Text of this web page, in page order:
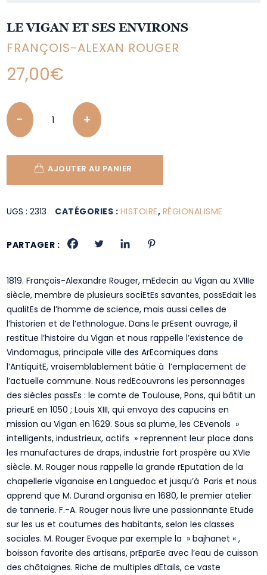
LE VIGAN ET SES ENVIRONS
FRANÇOIS-ALEXAN ROUGER
27,00€
Quantity
AJOUTER AU PANIER
UGS :2313 CATÉGORIES : HISTOIRE, RÉGIONALISME
PARTAGER :
1819. François-Alexandre Rouger, mEdecin au Vigan au XVIIIe
siècle, membre de plusieurs sociEtEs savantes, possEdait les
qualitEs de l’homme de science, mais aussi celles de
l’historien et de l’ethnologue. Dans le prEsent ouvrage, il
restitue l’histoire du Vigan et nous rappelle l’existence de
Vindomagus, principale ville des ArEcomiques dans
l’AntiquitE, vraisemblablement bâtie à l’emplacement de
l’actuelle commune. Nous redEcouvrons les personnages
des siècles passEs : le comte de Toulouse, Pons, qui bâtit un
prieurE en 1050 ; Louis XIII, qui envoya des capucins en
mission au Vigan en 1629. Sous sa plume, les CEvenols »
intelligents, industrieux, actifs » reprennent leur place dans
les manufactures de draps, industrie fort prospère au XVIe
siècle. M. Rouger nous rappelle la grande rEputation de la
chapellerie viganaise en Languedoc et jusqu’à Paris et nous
apprend que M. Durand organisa en 1680, le premier atelier
de tannerie. F.-A. Rouger nous livre une passionnante Etude
sur les us et coutumes des habitants, selon les classes
sociales. M. Rouger Evoque par exemple la » bajhanet « ,
boisson favorite des artisans, prEparEe avec l’eau de cuisson
des châtaignes. Riche de multiples dEtails, ce vaste